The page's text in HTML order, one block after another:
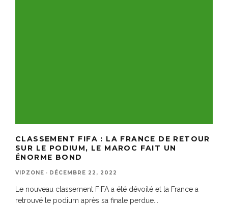
CLASSEMENT FIFA : LA FRANCE DE RETOUR
SUR LE PODIUM, LE MAROC FAIT UN
ÉNORME BOND
VIPZONE · DÉCEMBRE 22, 2022
Le nouveau classement FIFA a été dévoilé et la France a
retrouvé le podium après sa finale perdue